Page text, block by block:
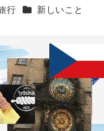
行 カテゴリー
新しいこと